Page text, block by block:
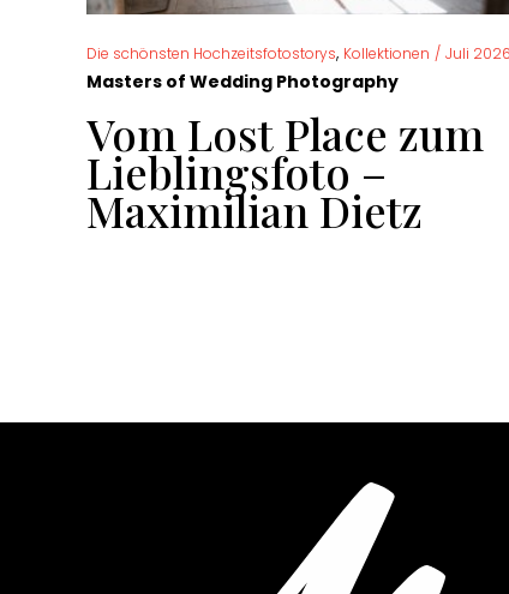
Die schönsten Hochzeitsfotostorys, Kollektionen / Juli 2026
Masters of Wedding Photography
Vom Lost Place zum
Lieblingsfoto –
Maximilian Dietz